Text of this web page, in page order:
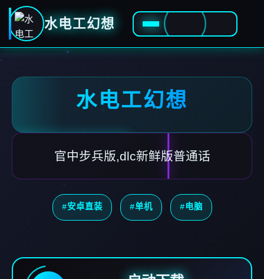
水电工幻想
水电工幻想
官中步兵版,dlc新鲜版普通话
#安卓直装 #单机 #电脑